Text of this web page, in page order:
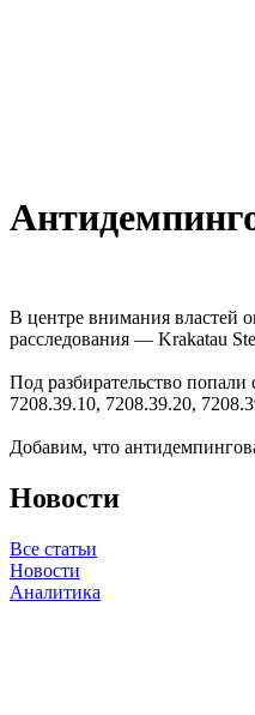
В центре внимания властей
расследования — Krakatau
Под разбирательство
7208.39.10, 7208.39.20,
Добавим, что
Новости
Все статьи
Новости
Аналитика